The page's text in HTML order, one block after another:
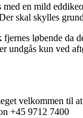
en mild
skal skylles
løbende da
undgås kun ved
velkommen til
+45 9712 7400